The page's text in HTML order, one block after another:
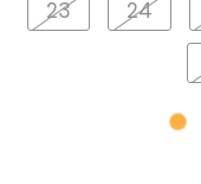
23
24